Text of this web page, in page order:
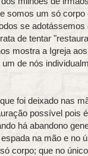
somos um só
se adotássemos
de tentar
mostra a Igreja
de nós
foi deixado nas
possível pois
há abandono
na mão e no
corpo; que no